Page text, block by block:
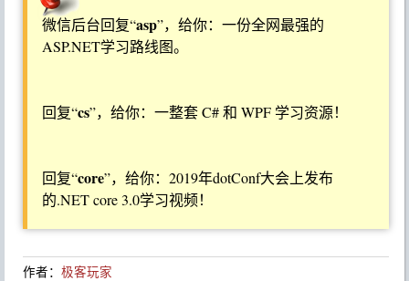
微信后台回复“asp”，给你：一份全网最强的
ASP.NET学习路线图。
回复“cs”，给你：一整套 C# 和 WPF 学习资源！
回复“core”，给你：2019年dotConf大会上发布
的.NET core 3.0学习视频！
作者： 极客玩家